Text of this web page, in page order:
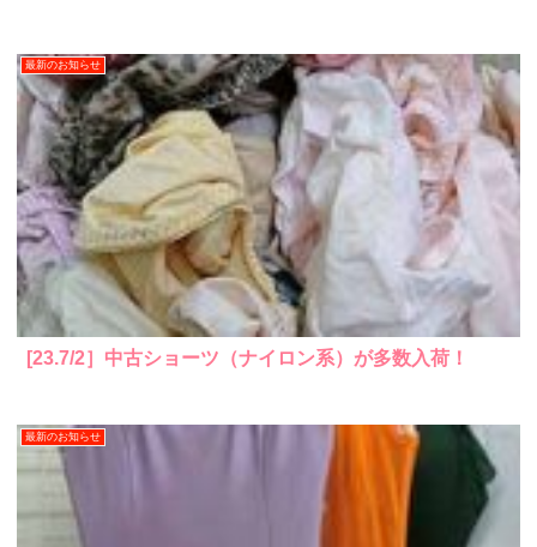
最新のお知らせ
[23.7/2］中古ショーツ（ナイロン系）が多数入荷！
最新のお知らせ